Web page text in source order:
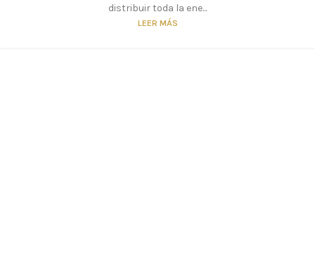
distribuir toda la ene...
LEER MÁS